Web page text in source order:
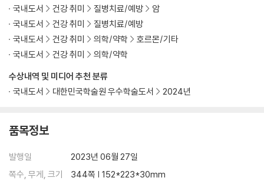
수상내역 및 미디어 추천 분류
국내도서
대한민국학술원 우수학술도서 2024년
국내도서
건강 취미 질병치료/예방
암
국내도서
건강 취미
질병치료/예방
국내도서
건강 취미 의학/약학
호르몬/기타
국내도서
건강 취미 의학/약학
품목정보
발행일
2023년 06월 27일
쪽수, 무게, 크기
344쪽 | 152*223*30mm